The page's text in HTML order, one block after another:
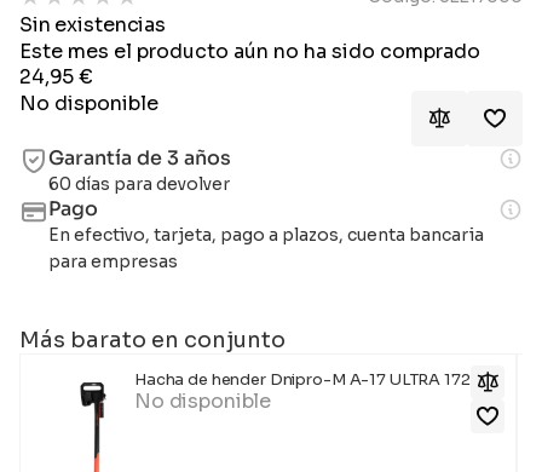
Sin existencias
Este mes el producto aún no ha sido comprado
24,95€
No disponible
Garantía de 3 años
60 días para devolver
Pago
En efectivo, tarjeta, pago a plazos, cuenta bancaria
para empresas
Más barato en conjunto
Hacha de hender Dnipro-M A-17 ULTRA 1720 g
No disponible